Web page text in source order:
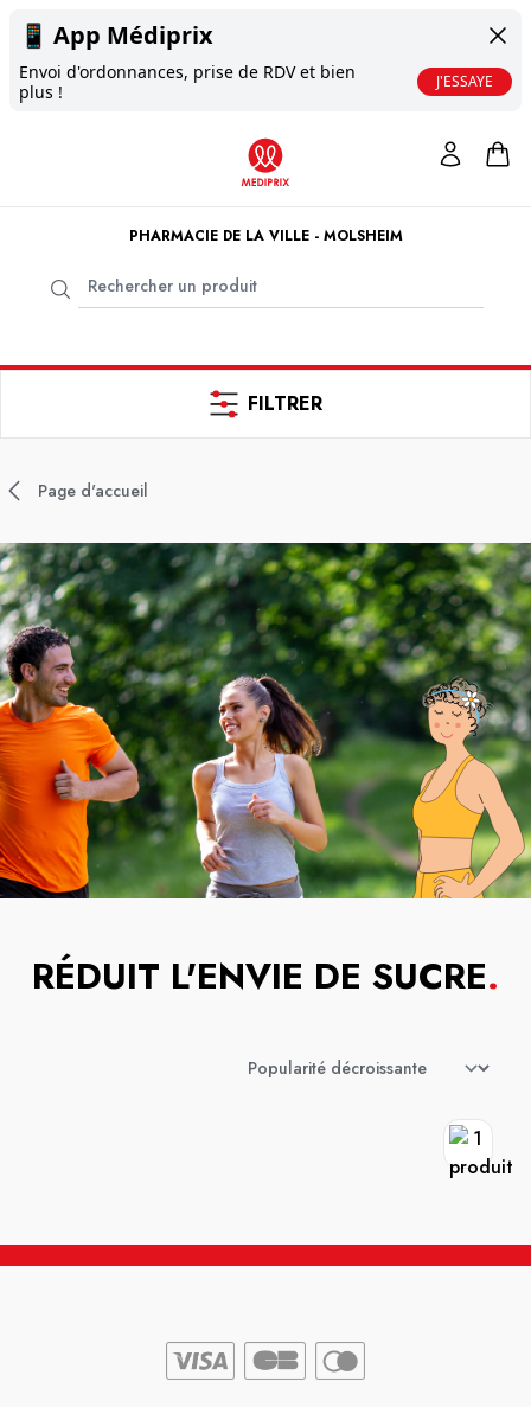
📱 App Médiprix
Envoi d'ordonnances, prise de RDV et bien
plus !
J'ESSAYE
PHARMACIE DE LA VILLE - MOLSHEIM
FILTRER
Page d'accueil
RÉDUIT L'ENVIE DE SUCRE.